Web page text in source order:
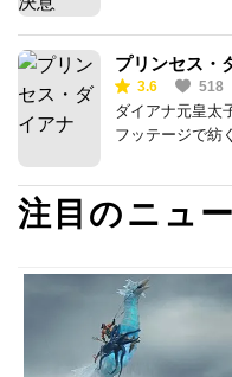
プリンセス・
3.6 518
ダイアナ元皇太
フッテージで紡
注目のニュ